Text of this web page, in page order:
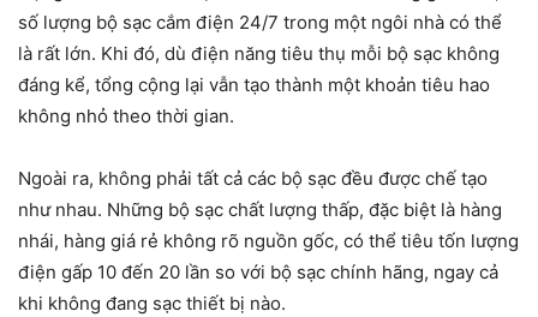
số lượng bộ sạc cắm điện 24/7 trong một ngôi nhà có thể
là rất lớn. Khi đó, dù điện năng tiêu thụ mỗi bộ sạc không
đáng kể, tổng cộng lại vẫn tạo thành một khoản tiêu hao
không nhỏ theo thời gian.
Ngoài ra, không phải tất cả các bộ sạc đều được chế tạo
như nhau. Những bộ sạc chất lượng thấp, đặc biệt là hàng
nhái, hàng giá rẻ không rõ nguồn gốc, có thể tiêu tốn lượng
điện gấp 10 đến 20 lần so với bộ sạc chính hãng, ngay cả
khi không đang sạc thiết bị nào.